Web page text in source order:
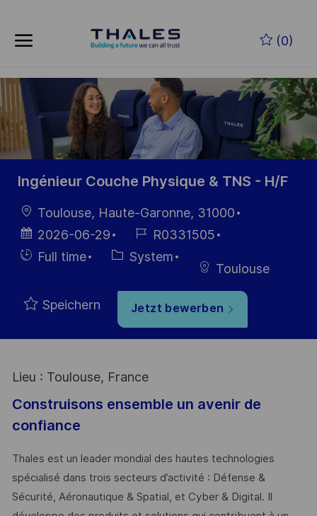
(0)
-
Ingénieur Couche Physique & TNS - H/F
Ort
Toulouse, Haute-Garonne, 31000
Datum der
Veröffentlichung
2026-06-29
Job-
ID
R0331505
Einstellunngstyp
Full time Kategorie
System
Toulouse
Speichern Jetzt bewerben
Lieu : Toulouse, France
Construisons ensemble un avenir de
confiance
Thales est un leader mondial des hautes technologies
spécialisé dans trois secteurs d’activité : Défense &
Sécurité, Aéronautique & Spatial, et Cyber & Digital. Il